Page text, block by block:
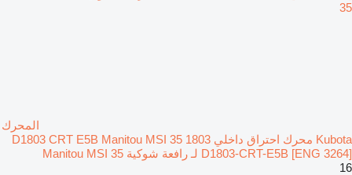
المحرك
Kubota محرك احتراق داخلي D1803 CRT E5B Manitou MSI 35 1803
D1803-CRT-E5B [ENG 3264] لـ رافعة شوكية Manitou MSI 35
16